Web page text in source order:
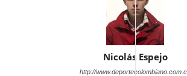
Nicolás Espejo
http://